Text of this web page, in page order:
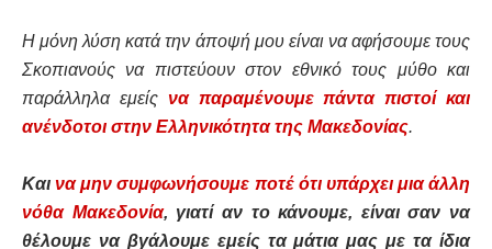
Η μόνη λύση κατά την άποψή μου είναι να αφήσουμε τους
Σκοπιανούς να πιστεύουν στον εθνικό τους μύθο και
παράλληλα εμείς να παραμένουμε πάντα πιστοί και
ανένδοτοι στην Ελληνικότητα της Μακεδονίας.
Καινα μην συμφωνήσουμε ποτέ ότι υπάρχει μια άλλη
νόθα Μακεδονία, γιατί αν το κάνουμε, είναι σαν να
θέλουμε να βγάλουμε εμείς τα μάτια μας με τα ίδια